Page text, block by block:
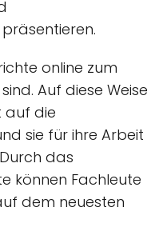
online zum
Auf diese Weise
auf die
sie für ihre Arbeit
das
können Fachleute
dem neuesten